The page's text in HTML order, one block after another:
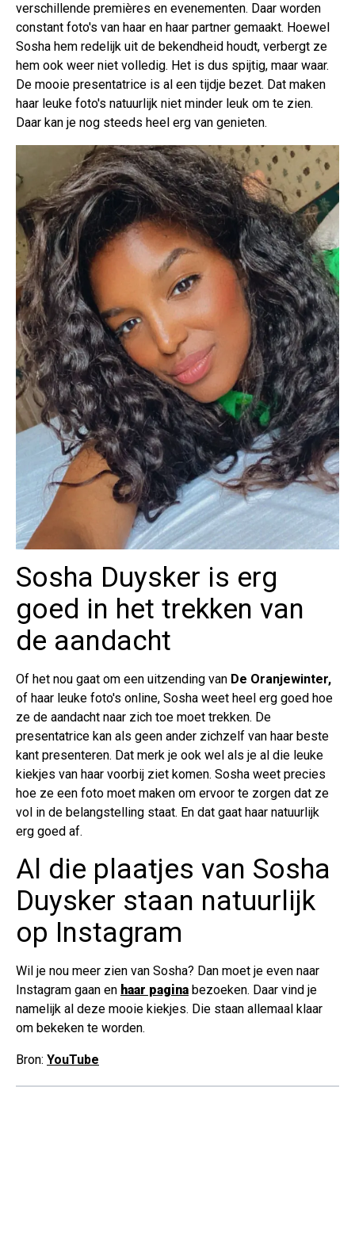
verschillende premières en evenementen. Daar worden
constant foto's van haar en haar partner gemaakt. Hoewel
Sosha hem redelijk uit de bekendheid houdt, verbergt ze
hem ook weer niet volledig. Het is dus spijtig, maar waar.
De mooie presentatrice is al een tijdje bezet. Dat maken
haar leuke foto's natuurlijk niet minder leuk om te zien.
Daar kan je nog steeds heel erg van genieten.
Sosha Duysker is erg
goed in het trekken van
de aandacht
Of het nou gaat om een uitzending van De Oranjewinter,
of haar leuke foto's online, Sosha weet heel erg goed hoe
ze de aandacht naar zich toe moet trekken. De
presentatrice kan als geen ander zichzelf van haar beste
kant presenteren. Dat merk je ook wel als je al die leuke
kiekjes van haar voorbij ziet komen. Sosha weet precies
hoe ze een foto moet maken om ervoor te zorgen dat ze
vol in de belangstelling staat. En dat gaat haar natuurlijk
erg goed af.
Al die plaatjes van Sosha
Duysker staan natuurlijk
op Instagram
Wil je nou meer zien van Sosha? Dan moet je even naar
Instagram gaan en haar pagina bezoeken. Daar vind je
namelijk al deze mooie kiekjes. Die staan allemaal klaar
om bekeken te worden.
Bron: YouTube